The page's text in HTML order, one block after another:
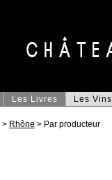
Les Livres Les Vins
> Rhône > Par producteur